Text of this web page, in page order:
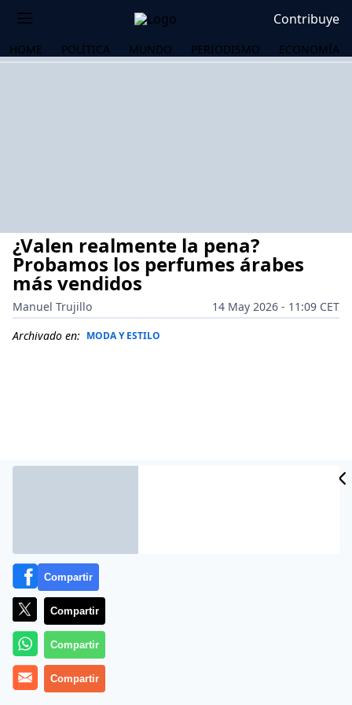
Contribuye
HOME POLÍTICA MUNDO PERIODISMO ECONOMÍA
¿Valen realmente la pena?
Probamos los perfumes árabes
más vendidos
Manuel Trujillo
14 May 2026 - 11:09 CET
Archivado en: MODA Y ESTILO
Más información
Compartir
Compartir
Compartir
Compartir